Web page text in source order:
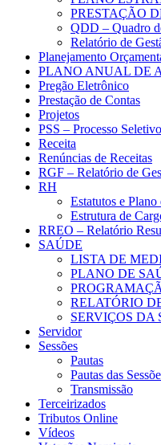
PRESTAÇÃO
QDD – Quadro
Relatório de
Planejamento
PLANO ANUAL DE
Pregão Eletrônico
Prestação de Contas
Projetos
PSS – Processo
Receita
Renúncias de Receitas
RGF – Relatório de
RH
Estatutos e Plano
Estrutura de
RREO – Relatório
SAÚDE
LISTA DE
PLANO DE
RELATÓRIO
SERVIÇOS DA
Servidor
Sessões
Pautas
Pautas das
Transmissão
Terceirizados
Tributos Online
Vídeos